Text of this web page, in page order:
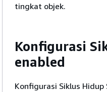
tingkat objek.
Konfigurasi
enabled
Konfigurasi Siklus